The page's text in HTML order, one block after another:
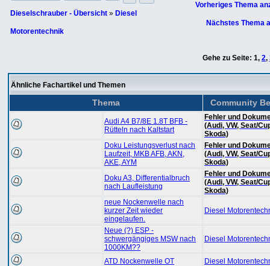
Dieselschrauber - Übersicht » Diesel
Motorentechnik
Vorheriges Thema
Nächstes Thema
Gehe zu Seite: 1, 2,
Ähnliche Fachartikel und Themen
Thema Community
Audi A4 B7/8E 1.8T BFB -
Rütteln nach Kaltstart
Fehler und
(Audi, VW, Seat/
Skoda)
Doku Leistungsverlust nach
Laufzeit, MKB AFB, AKN,
AKE, AYM
Fehler und
(Audi, VW, Seat/
Skoda)
Doku A3, Differentialbruch
nach Laufleistung
Fehler und
(Audi, VW, Seat/
Skoda)
neue Nockenwelle nach
kurzer Zeit wieder
eingelaufen.
Diesel
Neue (?) ESP -
schwergängiges MSW nach
1000KM??
Diesel
ATD Nockenwelle OT
Diesel